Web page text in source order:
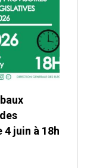
juin à 18h